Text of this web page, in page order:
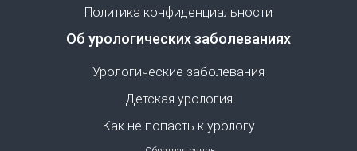
Политика конфиденциальности
Об урологических заболеваниях
Урологические заболевания
Детская урология
Как не попасть к урологу